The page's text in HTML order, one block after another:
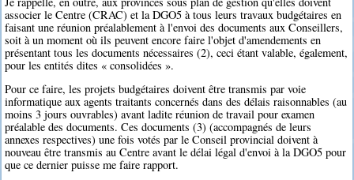
associer le Centre (CRAC) et la DGO5 à tous leurs travaux budgétaires en
faisant une réunion préalablement à l'envoi des documents aux Conseillers,
soit à un moment où ils peuvent encore faire l'objet d'amendements en
présentant tous les documents nécessaires (2), ceci étant valable, également,
pour les entités dites « consolidées ».
Pour ce faire, les projets budgétaires doivent être transmis par voie
informatique aux agents traitants concernés dans des délais raisonnables (au
moins 3 jours ouvrables) avant ladite réunion de travail pour examen
préalable des documents. Ces documents (3) (accompagnés de leurs
annexes respectives) une fois votés par le Conseil provincial doivent à
nouveau être transmis au Centre avant le délai légal d'envoi à la DGO5 pour
que ce dernier puisse me faire rapport.